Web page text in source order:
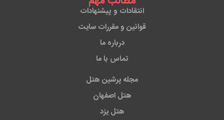
انتقادات و پیشنهادات
قوانین و مقررات سایت
درباره ما
تماس با ما
مجله پرشین هتل
هتل اصفهان
هتل یزد